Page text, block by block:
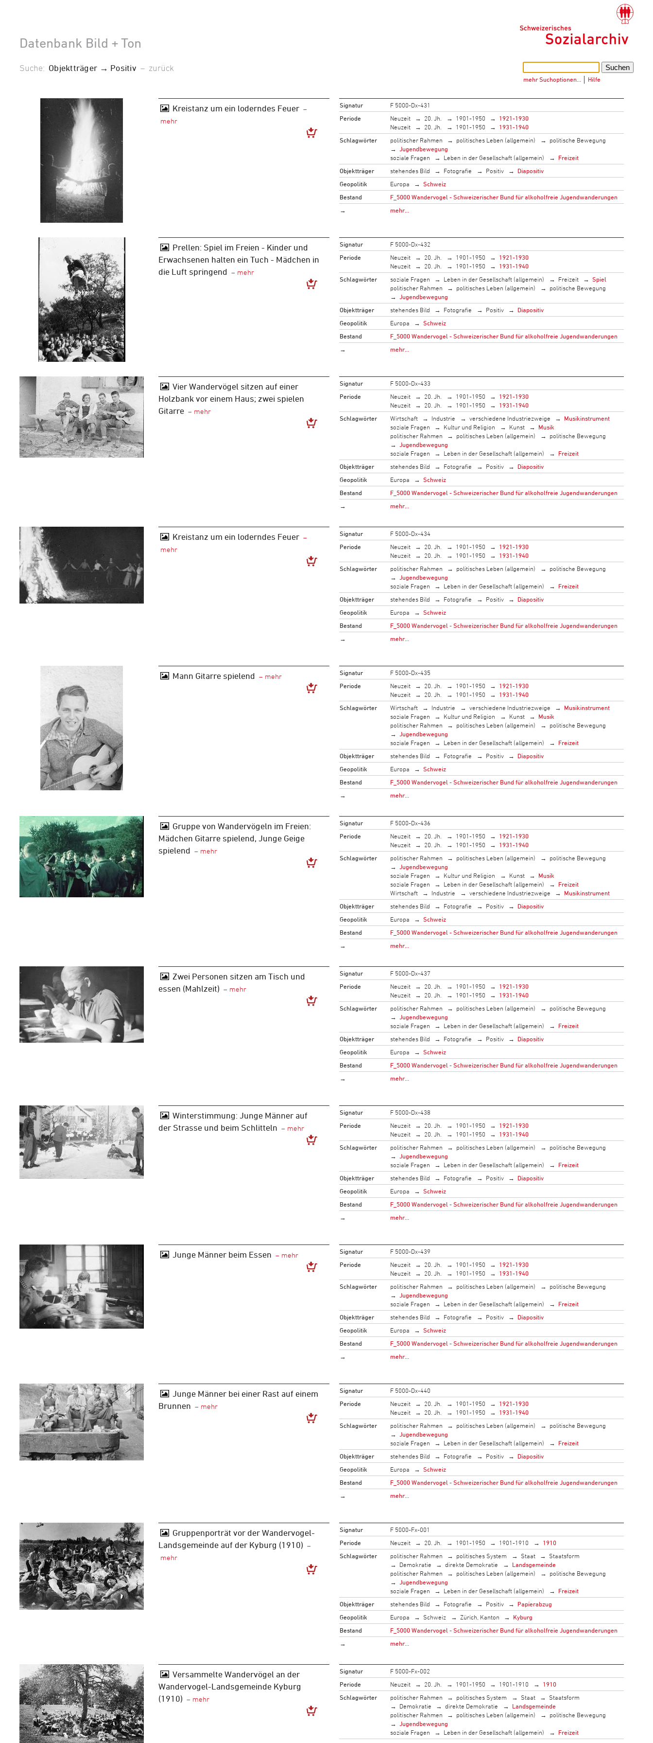
Datenbank Bild + Ton
mehr Suchoptionen… Hilfe
Suche: Objektträger → Positiv – zurück
Kreistanz um ein loderndes Feuer Signatur
F 5000-Dx-431
Periode
Neuzeit 20. Jh. 1901-1950
1921-1930
Neuzeit
20. Jh. 1901-1950
1931-1940
Schlagwörter
politischer Rahmen politisches Leben (allgemein)
politische Bewegung
Jugendbewegung
soziale Fragen
Leben in der Gesellschaft (allgemein)
Freizeit
Objektträger
stehendes Bild Fotografie Positiv
Diapositiv
Geopolitik
Europa
Schweiz
Bestand
F_5000 Wandervogel - Schweizerischer Bund für alkoholfreie Jugendwanderungen
→
mehr…
Prellen: Spiel im Freien - Kinder und
Erwachsenen halten ein Tuch - Mädchen in
die Luft springend
Signatur
F 5000-Dx-432
Periode
Neuzeit 20. Jh. 1901-1950
1921-1930
Neuzeit
20. Jh. 1901-1950
1931-1940
Schlagwörter
soziale Fragen Leben in der Gesellschaft (allgemein) Freizeit
Spiel
politischer Rahmen
politisches Leben (allgemein)
politische Bewegung
Jugendbewegung
Objektträger
stehendes Bild Fotografie Positiv
Diapositiv
Geopolitik
Europa
Schweiz
Bestand
F_5000 Wandervogel - Schweizerischer Bund für alkoholfreie Jugendwanderungen
→
mehr…
Vier Wandervögel sitzen auf einer
Holzbank vor einem Haus; zwei spielen
Gitarre
Signatur
F 5000-Dx-433
Periode
Neuzeit 20. Jh. 1901-1950
1921-1930
Neuzeit
20. Jh. 1901-1950
1931-1940
Schlagwörter
Wirtschaft Industrie verschiedene Industriezweige
Musikinstrument
soziale Fragen
Kultur und Religion Kunst
Musik
politischer Rahmen
politisches Leben (allgemein)
politische Bewegung
Jugendbewegung
soziale Fragen
Leben in der Gesellschaft (allgemein)
Freizeit
Objektträger
stehendes Bild Fotografie Positiv
Diapositiv
Geopolitik
Europa
Schweiz
Bestand
F_5000 Wandervogel - Schweizerischer Bund für alkoholfreie Jugendwanderungen
→
mehr…
Kreistanz um ein loderndes Feuer Signatur
F 5000-Dx-434
Periode
Neuzeit 20. Jh. 1901-1950
1921-1930
Neuzeit
20. Jh. 1901-1950
1931-1940
Schlagwörter
politischer Rahmen politisches Leben (allgemein)
politische Bewegung
Jugendbewegung
soziale Fragen
Leben in der Gesellschaft (allgemein)
Freizeit
Objektträger
stehendes Bild Fotografie Positiv
Diapositiv
Geopolitik
Europa
Schweiz
Bestand
F_5000 Wandervogel - Schweizerischer Bund für alkoholfreie Jugendwanderungen
→
mehr…
Mann Gitarre spielend Signatur
F 5000-Dx-435
Periode
Neuzeit 20. Jh. 1901-1950
1921-1930
Neuzeit
20. Jh. 1901-1950
1931-1940
Schlagwörter
Wirtschaft Industrie verschiedene Industriezweige
Musikinstrument
soziale Fragen
Kultur und Religion Kunst
Musik
politischer Rahmen
politisches Leben (allgemein)
politische Bewegung
Jugendbewegung
soziale Fragen
Leben in der Gesellschaft (allgemein)
Freizeit
Objektträger
stehendes Bild Fotografie Positiv
Diapositiv
Geopolitik
Europa
Schweiz
Bestand
F_5000 Wandervogel - Schweizerischer Bund für alkoholfreie Jugendwanderungen
→
mehr…
Gruppe von Wandervögeln im Freien:
Mädchen Gitarre spielend, Junge Geige
spielend
Signatur
F 5000-Dx-436
Periode
Neuzeit 20. Jh. 1901-1950
1921-1930
Neuzeit
20. Jh. 1901-1950
1931-1940
Schlagwörter
politischer Rahmen politisches Leben (allgemein)
politische Bewegung
Jugendbewegung
soziale Fragen
Kultur und Religion Kunst
Musik
soziale Fragen
Leben in der Gesellschaft (allgemein)
Freizeit
Wirtschaft
Industrie verschiedene Industriezweige
Musikinstrument
Objektträger
stehendes Bild Fotografie Positiv
Diapositiv
Geopolitik
Europa
Schweiz
Bestand
F_5000 Wandervogel - Schweizerischer Bund für alkoholfreie Jugendwanderungen
→
mehr…
Zwei Personen sitzen am Tisch und
essen (Mahlzeit)
Signatur
F 5000-Dx-437
Periode
Neuzeit 20. Jh. 1901-1950
1921-1930
Neuzeit
20. Jh. 1901-1950
1931-1940
Schlagwörter
politischer Rahmen politisches Leben (allgemein)
politische Bewegung
Jugendbewegung
soziale Fragen
Leben in der Gesellschaft (allgemein)
Freizeit
Objektträger
stehendes Bild Fotografie Positiv
Diapositiv
Geopolitik
Europa
Schweiz
Bestand
F_5000 Wandervogel - Schweizerischer Bund für alkoholfreie Jugendwanderungen
→
mehr…
Winterstimmung: Junge Männer auf
der Strasse und beim Schlitteln
Signatur
F 5000-Dx-438
Periode
Neuzeit 20. Jh. 1901-1950
1921-1930
Neuzeit
20. Jh. 1901-1950
1931-1940
Schlagwörter
politischer Rahmen politisches Leben (allgemein)
politische Bewegung
Jugendbewegung
soziale Fragen
Leben in der Gesellschaft (allgemein)
Freizeit
Objektträger
stehendes Bild Fotografie Positiv
Diapositiv
Geopolitik
Europa
Schweiz
Bestand
F_5000 Wandervogel - Schweizerischer Bund für alkoholfreie Jugendwanderungen
→
mehr…
Junge Männer beim Essen Signatur
F 5000-Dx-439
Periode
Neuzeit 20. Jh. 1901-1950
1921-1930
Neuzeit
20. Jh. 1901-1950
1931-1940
Schlagwörter
politischer Rahmen politisches Leben (allgemein)
politische Bewegung
Jugendbewegung
soziale Fragen
Leben in der Gesellschaft (allgemein)
Freizeit
Objektträger
stehendes Bild Fotografie Positiv
Diapositiv
Geopolitik
Europa
Schweiz
Bestand
F_5000 Wandervogel - Schweizerischer Bund für alkoholfreie Jugendwanderungen
→
mehr…
Junge Männer bei einer Rast auf einem
Brunnen
Signatur
F 5000-Dx-440
Periode
Neuzeit 20. Jh. 1901-1950
1921-1930
Neuzeit
20. Jh. 1901-1950
1931-1940
Schlagwörter
politischer Rahmen politisches Leben (allgemein)
politische Bewegung
Jugendbewegung
soziale Fragen
Leben in der Gesellschaft (allgemein)
Freizeit
Objektträger
stehendes Bild Fotografie Positiv
Diapositiv
Geopolitik
Europa
Schweiz
Bestand
F_5000 Wandervogel - Schweizerischer Bund für alkoholfreie Jugendwanderungen
→
mehr…
Gruppenporträt vor der Wandervogel-
Landsgemeinde auf der Kyburg (1910)
Signatur
F 5000-Fx-001
Periode
Neuzeit 20. Jh. 1901-1950 1901-1910
1910
Schlagwörter
politischer Rahmen politisches System Staat
Staatsform
Demokratie
direkte Demokratie
Landsgemeinde
politischer Rahmen
politisches Leben (allgemein)
politische Bewegung
Jugendbewegung
soziale Fragen
Leben in der Gesellschaft (allgemein)
Freizeit
Objektträger
stehendes Bild Fotografie Positiv
Papierabzug
Geopolitik
Europa Schweiz Zürich, Kanton
Kyburg
Bestand
F_5000 Wandervogel - Schweizerischer Bund für alkoholfreie Jugendwanderungen
→
mehr…
Versammelte Wandervögel an der
Wandervogel-Landsgemeinde Kyburg
(1910)
Signatur
F 5000-Fx-002
Periode
Neuzeit 20. Jh. 1901-1950 1901-1910
1910
Schlagwörter
politischer Rahmen politisches System Staat
Staatsform
Demokratie
direkte Demokratie
Landsgemeinde
politischer Rahmen
politisches Leben (allgemein)
politische Bewegung
Jugendbewegung
soziale Fragen
Leben in der Gesellschaft (allgemein)
Freizeit